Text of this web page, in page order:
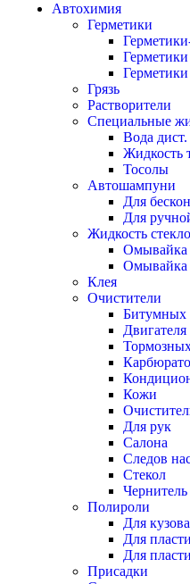
Автохимия
Герметики
Грязь
Растворители
Специальные
Вода дист.
Жидкость
Тосолы
Автошампуни
Для
Для
Жидкость
Омывайка
Омывайка
Клея
Очистители
Битумных
Двигателя
Кожи
Для рук
Салона
Следов
Стекол
Полироли
Для
Для
Для
Присадки